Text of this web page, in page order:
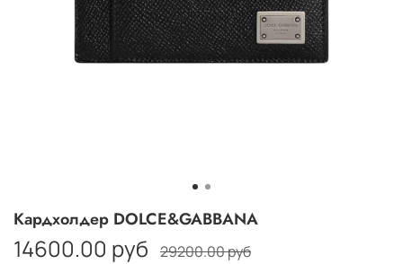
Кардхолдер DOLCE&GABBANA
14600.00 руб 29200.00 руб